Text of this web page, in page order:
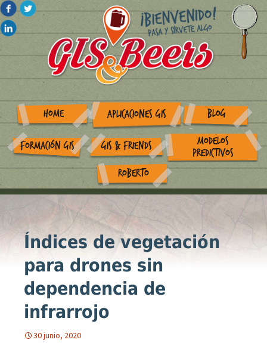
HOME APLICACIONES GIS BLOG
FORMACIÓN GIS GIS & FRIENDS
MODELOS
PREDICTIVOS
ROBERTO
Índices de vegetación
para drones sin
dependencia de
infrarrojo
30 junio, 2020